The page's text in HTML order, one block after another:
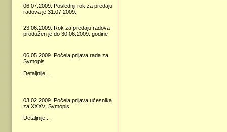
06.07.2009. Poslednji rok za predaju
radova je 31.07.2009.
23.06.2009. Rok za predaju radova
produžen je do 30.06.2009. godine
06.05.2009. Počela prijava rada za
Symopis
Detaljnije...
03.02.2009. Počela prijava učesnika
za XXXVI Symopis
Detaljnije...